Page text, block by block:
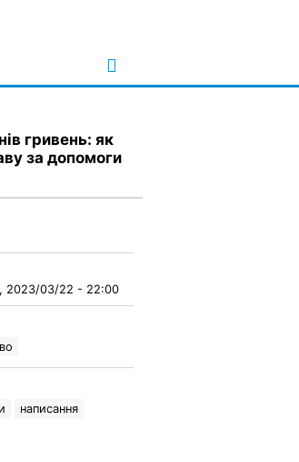
гривень: як
за допомоги
2023/03/22 - 22:00
написання